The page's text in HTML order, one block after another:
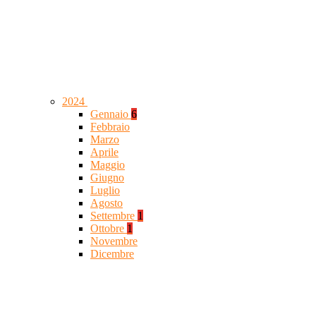
2024
Gennaio 6
Febbraio
Marzo
Aprile
Maggio
Giugno
Luglio
Agosto
Settembre 1
Ottobre 1
Novembre
Dicembre